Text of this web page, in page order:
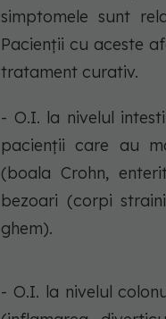
simptomele sunt
Pacienții cu aceste
tratament curativ.
- O.I. la nivelul
pacienții care au
(boala Crohn,
bezoari (corpi
ghem).
- O.I. la nivelul